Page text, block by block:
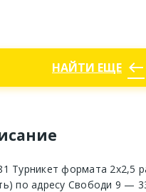
НАЙТИ ЕЩЕ west
Турникет формата 2x2,5
по адресу Свободи 9 —